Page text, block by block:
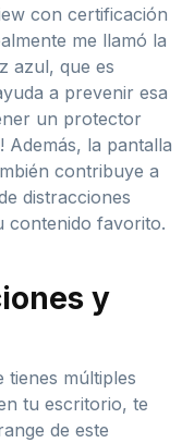
con certificación
me llamó la
azul, que es
a prevenir esa
un protector
la pantalla
contribuye a
distracciones
contenido favorito.
y
múltiples
tu escritorio, te
de este